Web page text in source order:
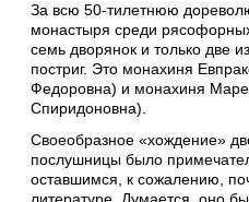
За всю 50-тилетнюю
монастыря среди
семь дворянок и только две
постриг. Это монахиня
Федоровна) и монахиня
Спиридоновна).
Своеобразное «хождение»
послушницы было
оставшимся, к сожалению,